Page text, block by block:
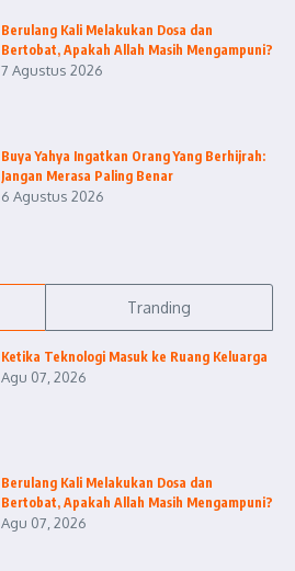
Berulang Kali Melakukan Dosa dan
Bertobat, Apakah Allah Masih Mengampuni?
7 Agustus 2026
Buya Yahya Ingatkan Orang Yang Berhijrah:
Jangan Merasa Paling Benar
6 Agustus 2026
Tranding
Ketika Teknologi Masuk ke Ruang Keluarga
Agu 07, 2026
Berulang Kali Melakukan Dosa dan
Bertobat, Apakah Allah Masih Mengampuni?
Agu 07, 2026